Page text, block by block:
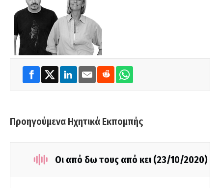
Προηγούμενα Ηχητικά Εκπομπής
Οι από δω τους από κει (23/10/2020)